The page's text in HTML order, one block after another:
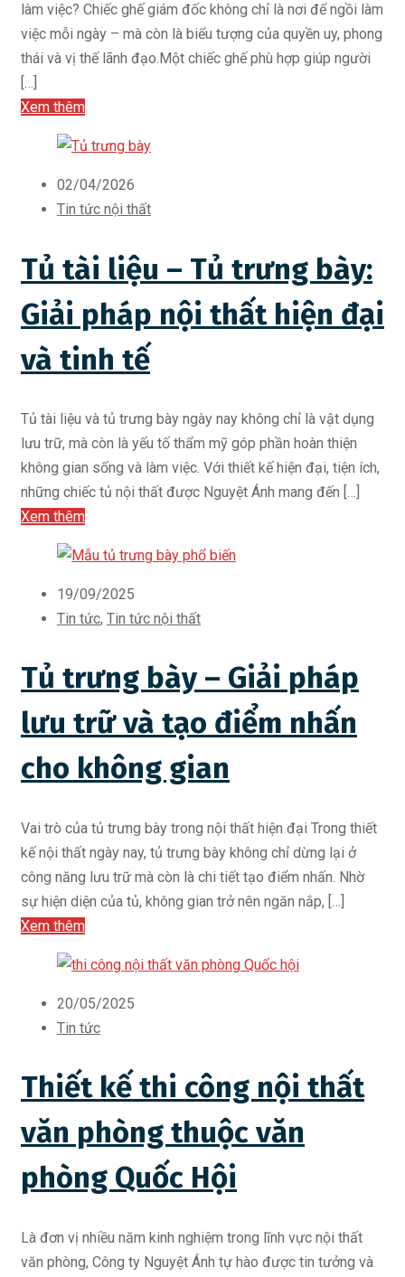
làm việc? Chiếc ghế giám đốc không chỉ là nơi để ngồi làm
việc mỗi ngày – mà còn là biểu tượng của quyền uy, phong
thái và vị thế lãnh đạo.Một chiếc ghế phù hợp giúp người
[…]
Xem thêm
02/04/2026
Tin tức nội thất
Tủ tài liệu – Tủ trưng bày:
Giải pháp nội thất hiện đại
và tinh tế
Tủ tài liệu và tủ trưng bày ngày nay không chỉ là vật dụng
lưu trữ, mà còn là yếu tố thẩm mỹ góp phần hoàn thiện
không gian sống và làm việc. Với thiết kế hiện đại, tiện ích,
những chiếc tủ nội thất được Nguyệt Ánh mang đến […]
Xem thêm
19/09/2025
Tin tức, Tin tức nội thất
Tủ trưng bày – Giải pháp
lưu trữ và tạo điểm nhấn
cho không gian
Vai trò của tủ trưng bày trong nội thất hiện đại Trong thiết
kế nội thất ngày nay, tủ trưng bày không chỉ dừng lại ở
công năng lưu trữ mà còn là chi tiết tạo điểm nhấn. Nhờ
sự hiện diện của tủ, không gian trở nên ngăn nắp, […]
Xem thêm
20/05/2025
Tin tức
Thiết kế thi công nội thất
văn phòng thuộc văn
phòng Quốc Hội
Là đơn vị nhiều năm kinh nghiệm trong lĩnh vực nội thất
văn phòng, Công ty Nguyệt Ánh tự hào được tin tưởng và